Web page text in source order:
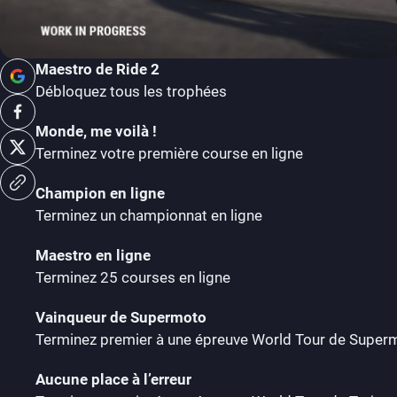
Maestro de Ride 2
Débloquez tous les trophées
Monde, me voilà !
Terminez votre première course en ligne
Champion en ligne
Terminez un championnat en ligne
Maestro en ligne
Terminez 25 courses en ligne
Vainqueur de Supermoto
Terminez premier à une épreuve World Tour de
Aucune place à l’erreur